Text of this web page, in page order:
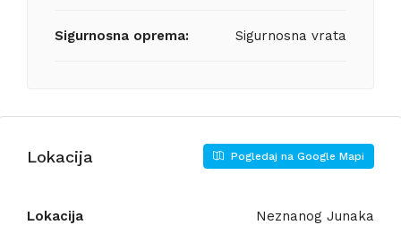
Sigurnosna oprema: Sigurnosna vrata
Lokacija Pogledaj na Google Mapi
Lokacija Neznanog Junaka